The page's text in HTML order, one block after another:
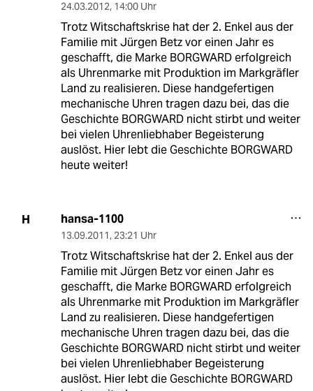
24.03.2012, 14:00 Uhr
Trotz Witschaftskrise hat der 2. Enkel aus der
Familie mit Jürgen Betz vor einen Jahr es
geschafft, die Marke BORGWARD erfolgreich
als Uhrenmarke mit Produktion im Markgräfler
Land zu realisieren. Diese handgefertigen
mechanische Uhren tragen dazu bei, das die
Geschichte BORGWARD nicht stirbt und weiter
bei vielen Uhrenliebhaber Begeisterung
auslöst. Hier lebt die Geschichte BORGWARD
heute weiter!
H hansa-1100
13.09.2011, 23:21 Uhr
Trotz Witschaftskrise hat der 2. Enkel aus der
Familie mit Jürgen Betz vor einen Jahr es
geschafft, die Marke BORGWARD erfolgreich
als Uhrenmarke mit Produktion im Markgräfler
Land zu realisieren. Diese handgefertigen
mechanische Uhren tragen dazu bei, das die
Geschichte BORGWARD nicht stirbt und weiter
bei vielen Uhrenliebhaber Begeisterung
auslöst. Hier lebt die Geschichte BORGWARD